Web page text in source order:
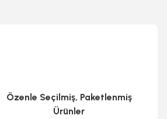
Özenle Seçilmiş, Paketlenmiş
Ürünler